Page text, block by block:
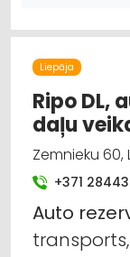
AUTO
Liepāja
Ripo DL,
daļu
Zemnieku 60,
+371
Auto
transports,